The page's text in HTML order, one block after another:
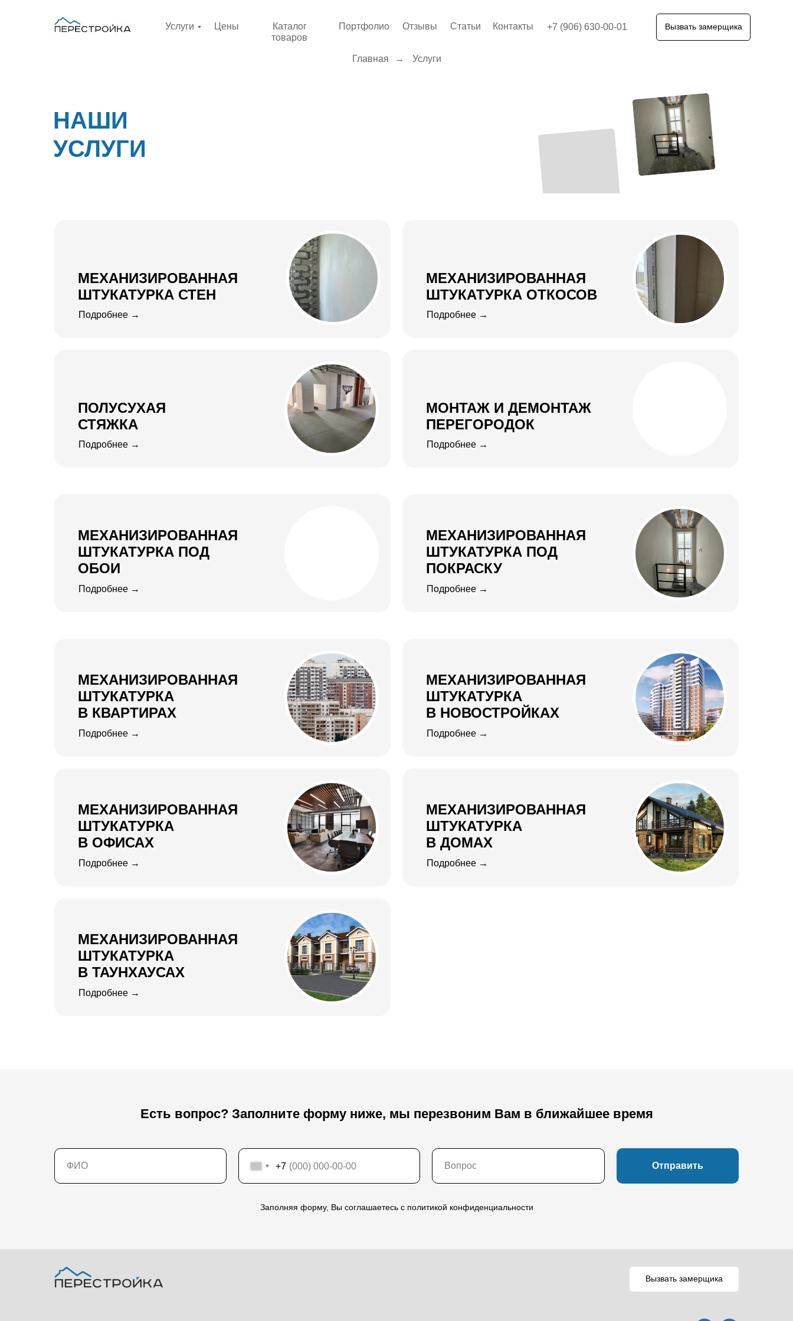
Каталог
товаров
Портфолио Статьи Контакты
Отзывы
Услуги Цены Вызвать замерщика
+7 (906) 630-00-01
Главная → Услуги
НАШИ
УСЛУГИ
МЕХАНИЗИРОВАННАЯ
ШТУКАТУРКА СТЕН
Подробнее →
МЕХАНИЗИРОВАННАЯ
ШТУКАТУРКА ОТКОСОВ
Подробнее →
ПОЛУСУХАЯ
СТЯЖКА
Подробнее →
МОНТАЖ И ДЕМОНТАЖ
ПЕРЕГОРОДОК
Подробнее →
МЕХАНИЗИРОВАННАЯ
ШТУКАТУРКА ПОД
ОБОИ
Подробнее →
МЕХАНИЗИРОВАННАЯ
ШТУКАТУРКА ПОД
ПОКРАСКУ
Подробнее →
МЕХАНИЗИРОВАННАЯ
ШТУКАТУРКА
В КВАРТИРАХ
Подробнее →
МЕХАНИЗИРОВАННАЯ
ШТУКАТУРКА
В НОВОСТРОЙКАХ
Подробнее →
МЕХАНИЗИРОВАННАЯ
ШТУКАТУРКА
В ОФИСАХ
Подробнее →
МЕХАНИЗИРОВАННАЯ
ШТУКАТУРКА
В ДОМАХ
Подробнее →
МЕХАНИЗИРОВАННАЯ
ШТУКАТУРКА
В ТАУНХАУСАХ
Подробнее →
Есть вопрос? Заполните форму ниже, мы перезвоним Вам в ближайшее время
+7 Отправить
Заполняя форму, Вы соглашаетесь с политикой конфиденциальности
Вызвать замерщика